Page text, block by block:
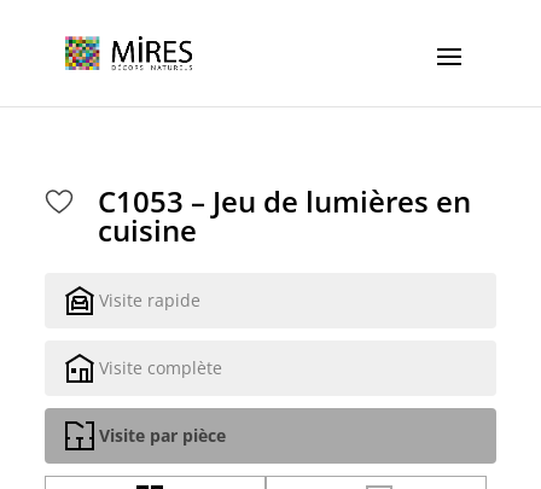
C1053 – Jeu de lumières en
cuisine
Visite rapide
Visite complète
Visite par pièce